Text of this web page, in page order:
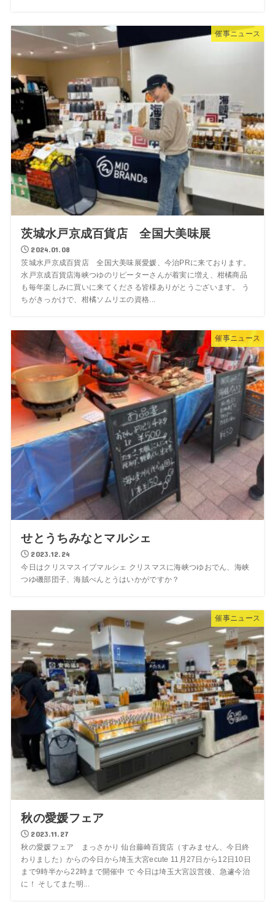
催事ニュース
茨城水戸京成百貨店 全国大美味展
2024.01.08
茨城水戸京成百貨店 全国大美味展愛媛、今治PRに来ております。
水戸京成百貨店海峡つゆのリピーターさんが着実に増え、柑橘商品
も毎年楽しみに買いに来てくださる皆様ありがとうございます。 う
ちがきっかけで、柑橘ソムリエの資格...
催事ニュース
せとうちみなとマルシェ
2023.12.24
今日はクリスマスイブマルシェ クリスマスに海峡つゆおでん、海峡
つゆ磯部団子、海賊べんとうはいかがですか？
催事ニュース
秋の愛媛フェア
2023.11.27
秋の愛媛フェア まっさかり 仙台藤崎百貨店（すみません、今日終
わりました）からの今日から埼玉大宮ecute 11月27日から12日10日
まで9時半から22時まで開催中 で 今日は埼玉大宮設営後、急遽今治
に！ そしてまた明...